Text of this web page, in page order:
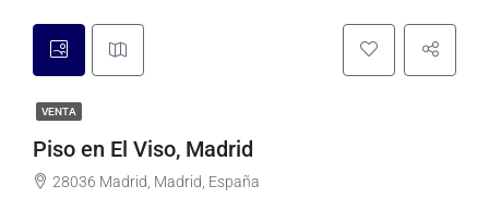
VENTA
Piso en El Viso, Madrid
28036 Madrid, Madrid, España